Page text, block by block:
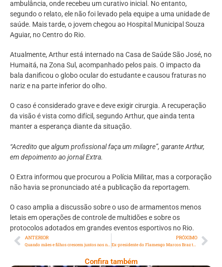
ambulância, onde recebeu um curativo inicial. No entanto,
segundo o relato, ele não foi levado pela equipe a uma unidade de
saúde. Mais tarde, o jovem chegou ao Hospital Municipal Souza
Aguiar, no Centro do Rio.
Atualmente, Arthur está internado na Casa de Saúde São José, no
Humaitá, na Zona Sul, acompanhado pelos pais. O impacto da
bala danificou o globo ocular do estudante e causou fraturas no
nariz e na parte inferior do olho.
O caso é considerado grave e deve exigir cirurgia. A recuperação
da visão é vista como difícil, segundo Arthur, que ainda tenta
manter a esperança diante da situação.
“Acredito que algum profissional faça um milagre”, garante Arthur,
em depoimento ao jornal Extra.
O Extra informou que procurou a Polícia Militar, mas a corporação
não havia se pronunciado até a publicação da reportagem.
O caso amplia a discussão sobre o uso de armamentos menos
letais em operações de controle de multidões e sobre os
protocolos adotados em grandes eventos esportivos no Rio.
ANTERIOR PRÓXIMO
Ex-presidente do Flamengo Marcos Braz tem carro levado em assalto na Zona Norte do Rio
Confira também